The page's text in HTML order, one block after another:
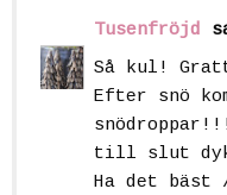
Tusenfröjd
Så kul!
Efter snö
till slut
Ha det bäst